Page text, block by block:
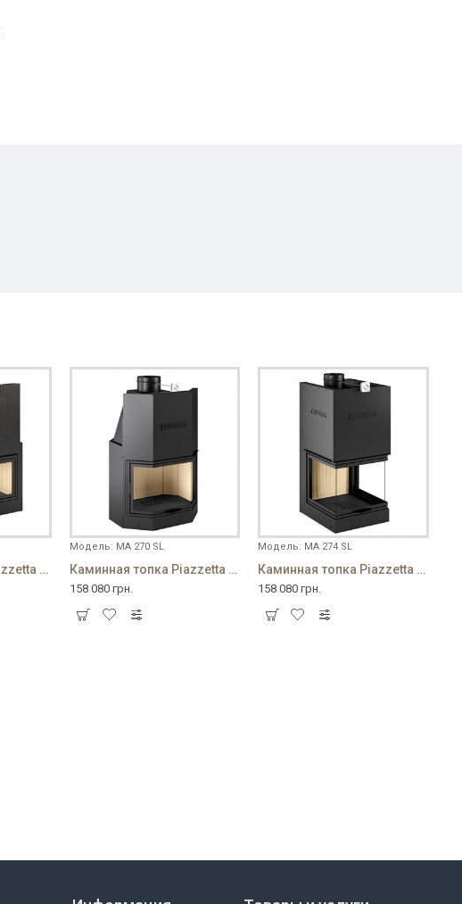
Каминная топка Piazzetta MA 263 (B) SL
Модель: MA 270 SL
Каминная топка Piazzetta MA 270 SL
158 080 грн.
Модель: MA 274 SL
Каминная топка Piazzetta MA 274 SL
158 080 грн.